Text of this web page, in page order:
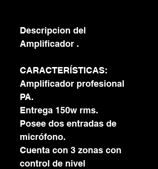
Descripcion del
Amplificador .
CARACTERÍSTICAS:
Amplificador profesional
PA.
Entrega 150w rms.
Posee dos entradas de
micrófono.
Cuenta con 3 zonas con
control de nivel